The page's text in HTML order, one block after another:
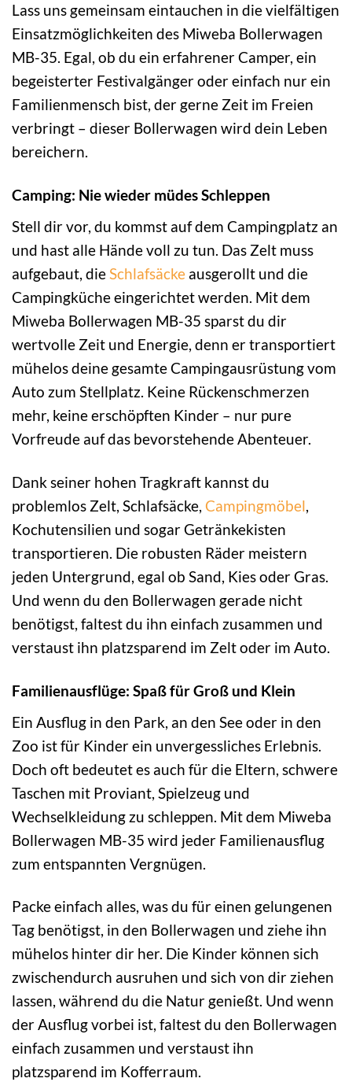
Lass uns gemeinsam eintauchen in die vielfältigen
Einsatzmöglichkeiten des Miweba Bollerwagen
MB-35. Egal, ob du ein erfahrener Camper, ein
begeisterter Festivalgänger oder einfach nur ein
Familienmensch bist, der gerne Zeit im Freien
verbringt – dieser Bollerwagen wird dein Leben
bereichern.
Camping: Nie wieder müdes Schleppen
Stell dir vor, du kommst auf dem Campingplatz an
und hast alle Hände voll zu tun. Das Zelt muss
aufgebaut, dieSchlafsäcke ausgerollt und die
Campingküche eingerichtet werden. Mit dem
Miweba Bollerwagen MB-35 sparst du dir
wertvolle Zeit und Energie, denn er transportiert
mühelos deine gesamte Campingausrüstung vom
Auto zum Stellplatz. Keine Rückenschmerzen
mehr, keine erschöpften Kinder – nur pure
Vorfreude auf das bevorstehende Abenteuer.
Dank seiner hohen Tragkraft kannst du
problemlos Zelt, Schlafsäcke, Campingmöbel,
Kochutensilien und sogar Getränkekisten
transportieren. Die robusten Räder meistern
jeden Untergrund, egal ob Sand, Kies oder Gras.
Und wenn du den Bollerwagen gerade nicht
benötigst, faltest du ihn einfach zusammen und
verstaust ihn platzsparend im Zelt oder im Auto.
Familienausflüge: Spaß für Groß und Klein
Ein Ausflug in den Park, an den See oder in den
Zoo ist für Kinder ein unvergessliches Erlebnis.
Doch oft bedeutet es auch für die Eltern, schwere
Taschen mit Proviant, Spielzeug und
Wechselkleidung zu schleppen. Mit dem Miweba
Bollerwagen MB-35 wird jeder Familienausflug
zum entspannten Vergnügen.
Packe einfach alles, was du für einen gelungenen
Tag benötigst, in den Bollerwagen und ziehe ihn
mühelos hinter dir her. Die Kinder können sich
zwischendurch ausruhen und sich von dir ziehen
lassen, während du die Natur genießt. Und wenn
der Ausflug vorbei ist, faltest du den Bollerwagen
einfach zusammen und verstaust ihn
platzsparend im Kofferraum.